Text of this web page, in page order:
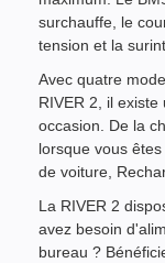
surchauffe, le
tension et la
Avec quatre
RIVER 2, il
occasion. De la
lorsque vous
de voiture,
La RIVER 2
avez besoin
bureau ?